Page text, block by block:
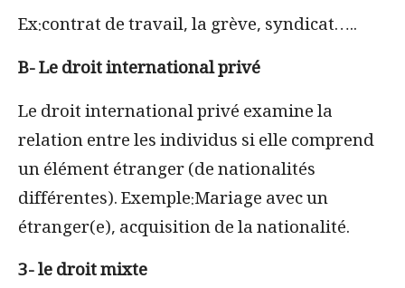
Ex:contrat de travail, la grève, syndicat…..
B- Le droit international privé
Le droit international privé examine la
relation entre les individus si elle comprend
un élément étranger (de nationalités
différentes).Exemple:Mariage avec un
étranger(e), acquisition de la nationalité.
3- le droit mixte